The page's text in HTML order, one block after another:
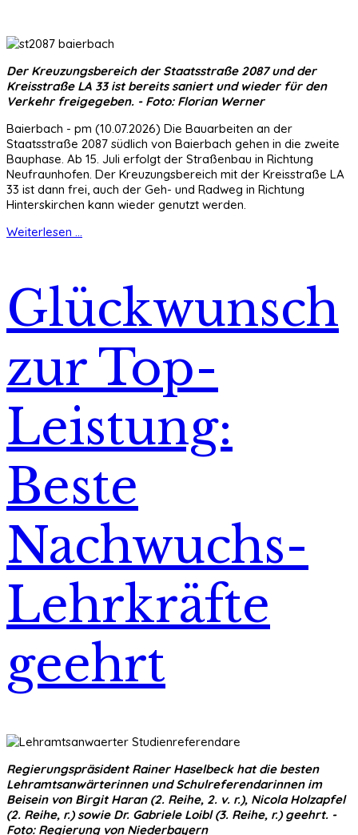
Der Kreuzungsbereich der Staatsstraße 2087 und der
Kreisstraße LA 33 ist bereits saniert und wieder für den
Verkehr freigegeben. - Foto: Florian Werner
Baierbach - pm (10.07.2026) Die Bauarbeiten an der
Staatsstraße 2087 südlich von Baierbach gehen in die zweite
Bauphase. Ab 15. Juli erfolgt der Straßenbau in Richtung
Neufraunhofen. Der Kreuzungsbereich mit der Kreisstraße LA
33 ist dann frei, auch der Geh- und Radweg in Richtung
Hinterskirchen kann wieder genutzt werden.
Weiterlesen ...
Glückwunsch
zur Top-
Leistung:
Beste
Nachwuchs-
Lehrkräfte
geehrt
Regierungspräsident Rainer Haselbeck hat die besten
Lehramtsanwärterinnen und Schulreferendarinnen im
Beisein von Birgit Haran (2. Reihe, 2. v. r.), Nicola Holzapfel
(2. Reihe, r.) sowie Dr. Gabriele Loibl (3. Reihe, r.) geehrt. -
Foto: Regierung von Niederbayern